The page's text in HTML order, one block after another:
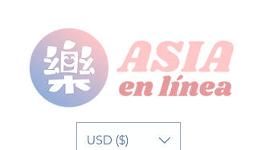
USD ($)